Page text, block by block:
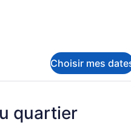
Choisir mes
quartier